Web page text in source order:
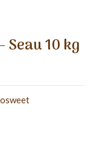
Seau 10 kg